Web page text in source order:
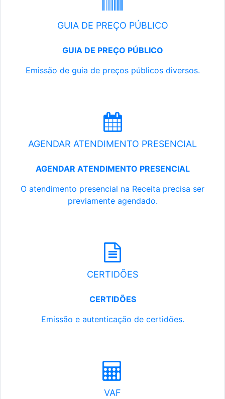
GUIA DE PREÇO PÚBLICO
GUIA DE PREÇO PÚBLICO
Emissão de guia de preços públicos diversos.
AGENDAR ATENDIMENTO PRESENCIAL
AGENDAR ATENDIMENTO PRESENCIAL
O atendimento presencial na Receita precisa ser
previamente agendado.
CERTIDÕES
CERTIDÕES
Emissão e autenticação de certidões.
VAF